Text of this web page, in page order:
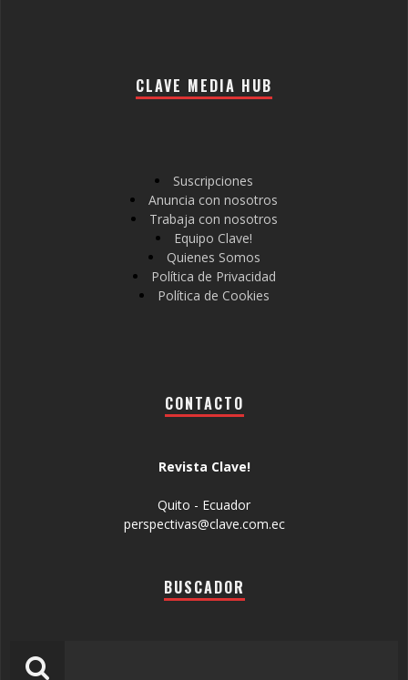
CLAVE MEDIA HUB
Suscripciones
Anuncia con nosotros
Trabaja con nosotros
Equipo Clave!
Quienes Somos
Política de Privacidad
Política de Cookies
CONTACTO
Revista Clave!
Quito - Ecuador
perspectivas@clave.com.ec
BUSCADOR